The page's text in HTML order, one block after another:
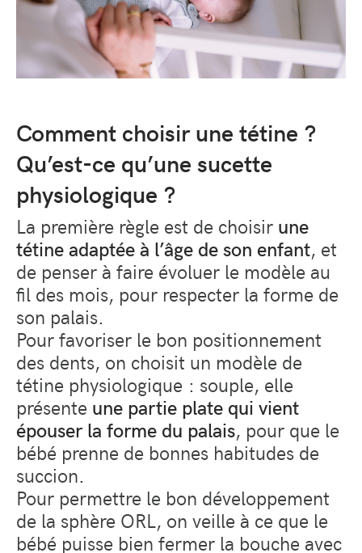
Comment choisir une tétine ?
Qu’est-ce qu’une sucette
physiologique ?
La première règle est de choisir une
tétine adaptée à l’âge de son enfant, et
de penser à faire évoluer le modèle au
fil des mois, pour respecter la forme de
son palais.
Pour favoriser le bon positionnement
des dents, on choisit un modèle de
tétine physiologique : souple, elle
présente une partie plate qui vient
épouser la forme du palais, pour que le
bébé prenne de bonnes habitudes de
succion.
Pour permettre le bon développement
de la sphère ORL, on veille à ce que le
bébé puisse bien fermer la bouche avec